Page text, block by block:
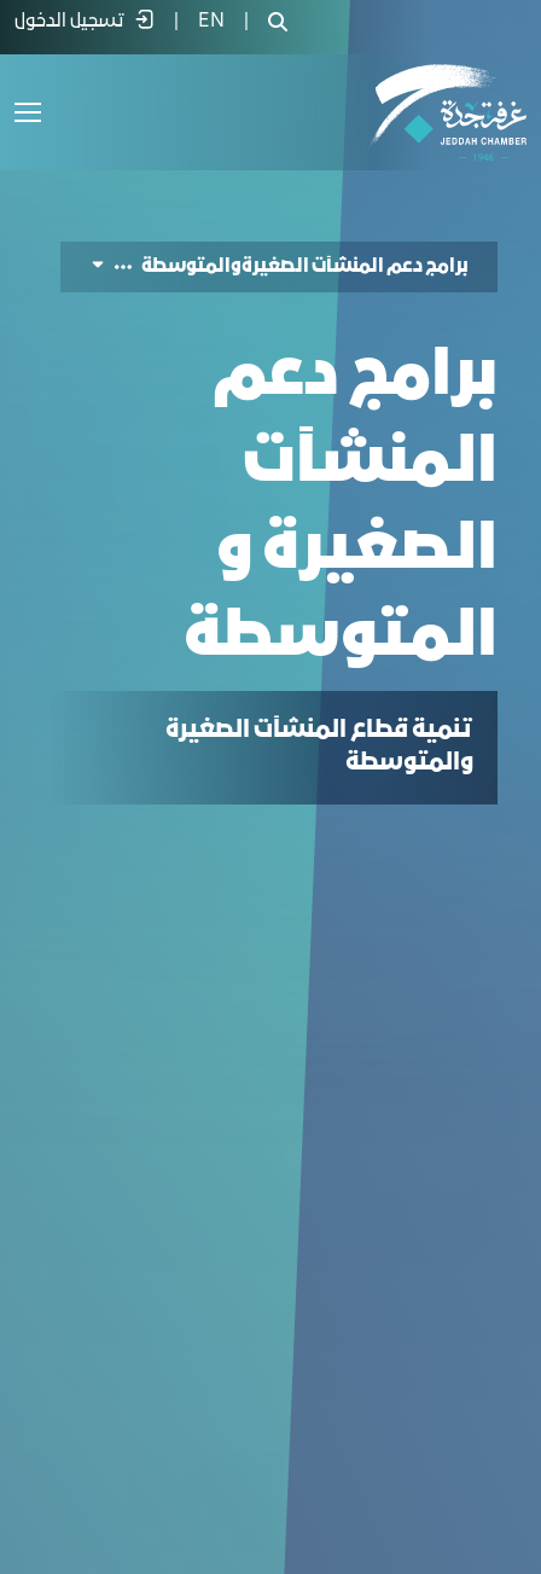
برامج مركز دعم المنشآت الصغيرة
EN تسجيل الدخول
برامج دعم المنشآت الصغيرةوالمتوسطة
برامج دعم
المنشآت
الصغيرة و
المتوسطة
تنمية قطاع المنشآت الصغيرة
والمتوسطة